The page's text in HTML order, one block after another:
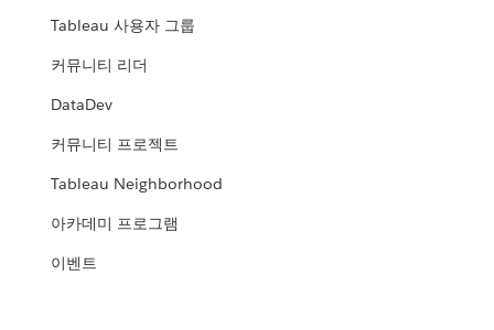
Tableau 사용자 그룹
커뮤니티 리더
DataDev
커뮤니티 프로젝트
Tableau Neighborhood
아카데미 프로그램
이벤트